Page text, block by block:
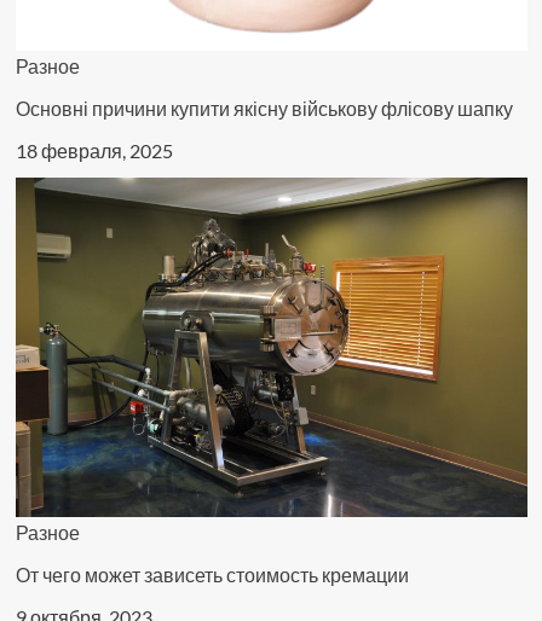
Разное
Основні причини купити якісну військову флісову шапку
18 февраля, 2025
Разное
От чего может зависеть стоимость кремации